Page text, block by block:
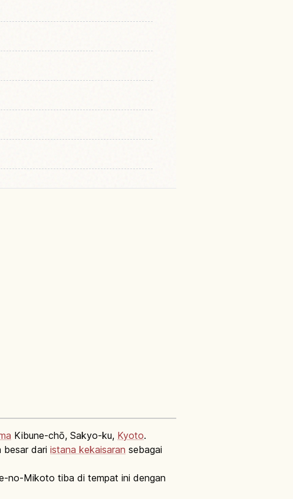
Kibune-chō, Sakyo-ku, Kyoto.
besar dari istana kekaisaran sebagai
no-Mikoto tiba di tempat ini dengan